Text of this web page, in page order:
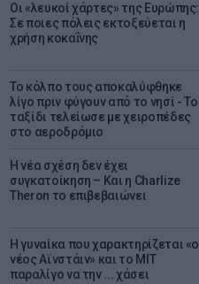
Οι «λευκοί χάρτες» της Ευρώπης:
Σε ποιες πόλεις εκτοξεύεται η
χρήση κοκαΐνης
Το κόλπο τους αποκαλύφθηκε
λίγο πριν φύγουν από το νησί - Το
ταξίδι τελείωσε με χειροπέδες
στο αεροδρόμιο
Η νέα σχέση δεν έχει
συγκατοίκηση – Και η Charlize
Theron το επιβεβαιώνει
Η γυναίκα που χαρακτηρίζεται «ο
νέος Αϊνστάιν» και το MIT
παραλίγο να την ... χάσει